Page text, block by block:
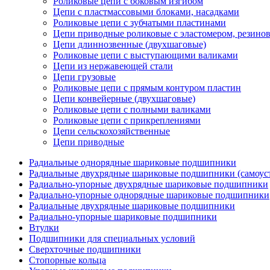
Цепи с пластмассовыми блоками, насадками
Роликовые цепи с зубчатыми пластинами
Цепи приводные роликовые с эластомером,
Цепи длиннозвенные (двухшаговые)
Роликовые цепи с выступающими валиками
Цепи из нержавеющей стали
Цепи грузовые
Роликовые цепи с прямым контуром пластин
Цепи конвейерные (двухшаговые)
Роликовые цепи с полными валиками
Роликовые цепи с прикреплениями
Цепи сельскохозяйственные
Цепи приводные
Радиальные однорядные шариковые подшипники
Радиальные двухрядные шариковые подшипники
Радиально-упорные двухрядные шариковые подшипники
Радиально-упорные однорядные шариковые подшипники
Радиальные двухрядные шариковые подшипники
Радиально-упорные шариковые подшипники
Втулки
Подшипники для специальных условий
Сверхточные подшипники
Стопорные кольца